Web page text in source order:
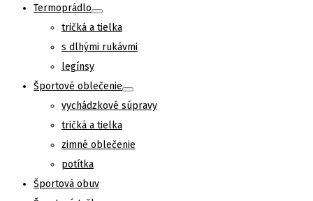
Termoprádlo
tričká a tielka
s dlhými rukávmi
legínsy
Športové oblečenie
vychádzkové súpravy
tričká a tielka
zimné oblečenie
potítka
Športová obuv